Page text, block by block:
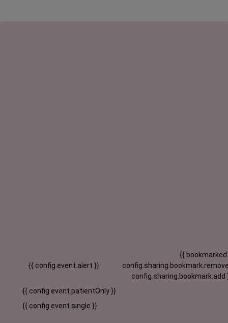
{{ config.event.alert }}
{{ bookmarked
config.sharing.bookmark.add
{{ config.event.patientOnly }}
{{ config.event.single }}